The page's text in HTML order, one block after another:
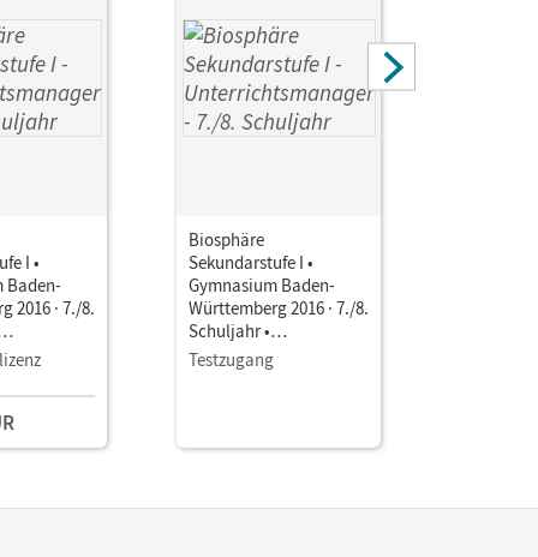
I •
Baden-
2016 · 7./8.
E-
Biosphäre
Sekundarstufe I •
Gymnasium Baden-
Württemberg 2016 · 7./8.
Schuljahr •
Unterrichtsmanager E-
Book mit
(Test-Zugang 90 Tage)
Testzugang